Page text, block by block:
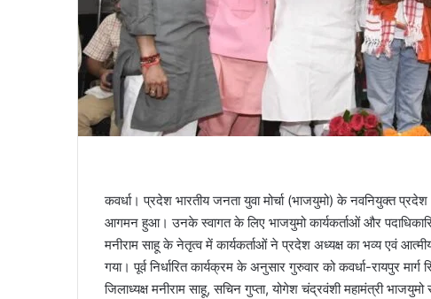
कवर्धा। प्रदेश भारतीय जनता युवा मोर्चा (भाजयुमो) के नवनियुक्त प्रदेश
आगमन हुआ। उनके स्वागत के लिए भाजयुमो कार्यकर्ताओं और
मनीराम साहू के नेतृत्व में कार्यकर्ताओं ने प्रदेश अध्यक्ष का भव्य एवं
गया। पूर्व निर्धारित कार्यक्रम के अनुसार गुरुवार को कवर्धा-रायपुर
जिलाध्यक्ष मनीराम साहू, सचिन गुप्ता, योगेश चंद्रवंशी महामंत्री